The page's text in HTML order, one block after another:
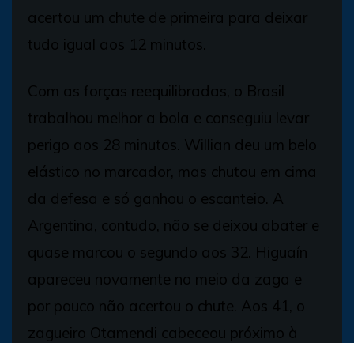
acertou um chute de primeira para deixar
tudo igual aos 12 minutos.
Com as forças reequilibradas, o Brasil
trabalhou melhor a bola e conseguiu levar
perigo aos 28 minutos. Willian deu um belo
elástico no marcador, mas chutou em cima
da defesa e só ganhou o escanteio. A
Argentina, contudo, não se deixou abater e
quase marcou o segundo aos 32. Higuaín
apareceu novamente no meio da zaga e
por pouco não acertou o chute. Aos 41, o
zagueiro Otamendi cabeceou próximo à